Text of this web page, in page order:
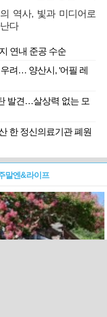
역사, 빛과 미디어로
다
연내 준공 수순
려… 양산시, '어필 레
발견…살상력 없는 모
한 정신의료기관 폐원
말엔&라이프